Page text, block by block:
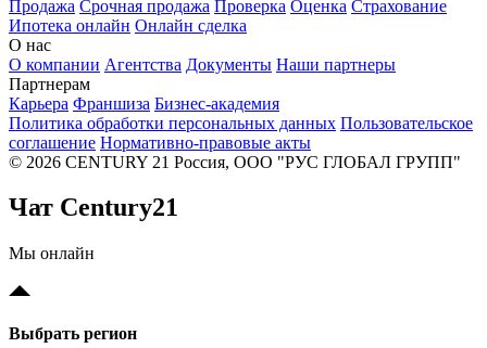
Продажа Срочная продажа Проверка Оценка Страхование
Ипотека онлайн Онлайн сделка
О нас
О компании Агентства Документы Наши партнеры
Партнерам
Карьера Франшиза Бизнес-академия
Политика обработки персональных данных Пользовательское
соглашение Нормативно-правовые акты
© 2026 CENTURY 21 Россия, ООО "РУС ГЛОБАЛ ГРУПП"
Чат Century21
Мы онлайн
Выбрать регион